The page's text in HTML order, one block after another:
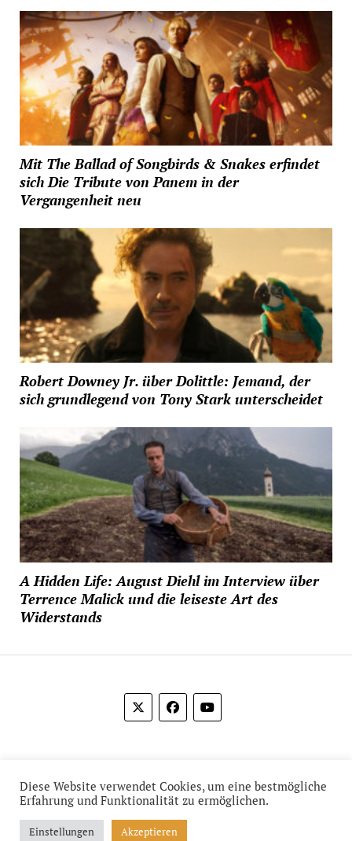
Mit The Ballad of Songbirds & Snakes erfindet
sich Die Tribute von Panem in der
Vergangenheit neu
Robert Downey Jr. über Dolittle: Jemand, der
sich grundlegend von Tony Stark unterscheidet
A Hidden Life: August Diehl im Interview über
Terrence Malick und die leiseste Art des
Widerstands
Diese Website verwendet Cookies, um eine bestmögliche
Erfahrung und Funktionalität zu ermöglichen.
Einstellungen Akzeptieren